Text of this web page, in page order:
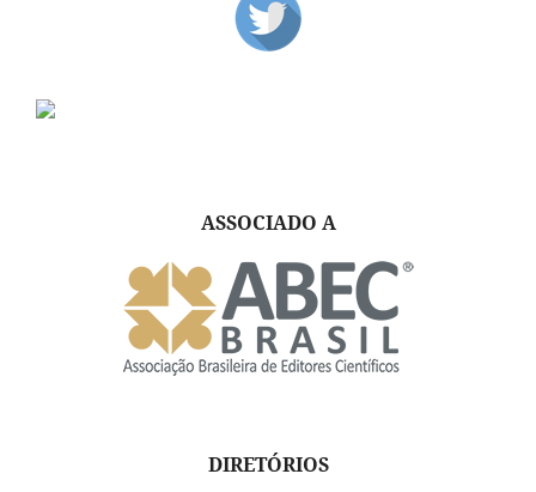
ASSOCIADO A
DIRETÓRIOS